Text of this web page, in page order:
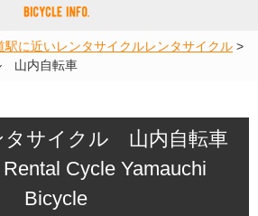
駅に近いレンタサイクルレンタサイクル >
山内自転車
タサイクル 山内自転車
Cycle Yamauchi
Bicycle